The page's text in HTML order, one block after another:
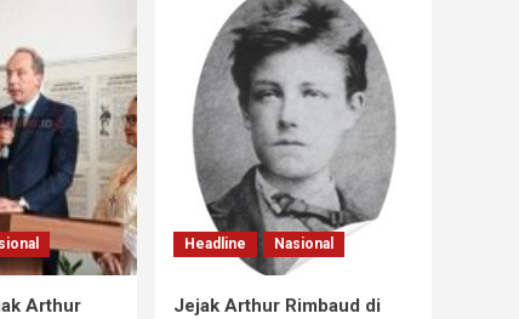
Arthur
Headline Nasional
Jejak Arthur Rimbaud di